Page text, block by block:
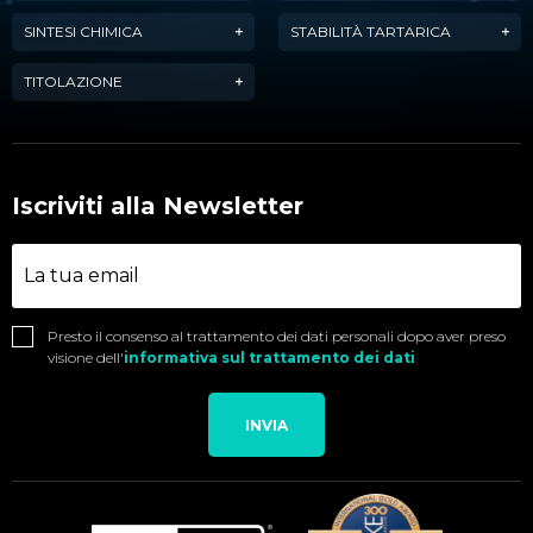
SINTESI CHIMICA STABILITÀ TARTARICA
TITOLAZIONE
Iscriviti alla Newsletter
Presto il consenso al trattamento dei dati personali dopo aver preso
visione dell'informativa sul trattamento dei dati
INVIA